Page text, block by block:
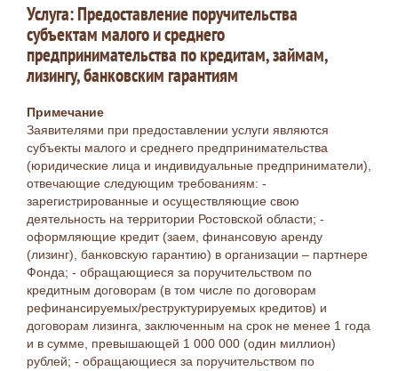
Услуга: Предоставление поручительства
субъектам малого и среднего
предпринимательства по кредитам, займам,
лизингу, банковским гарантиям
Примечание
Заявителями при предоставлении услуги являются
субъекты малого и среднего предпринимательства
(юридические лица и индивидуальные предприниматели),
отвечающие следующим требованиям: -
зарегистрированные и осуществляющие свою
деятельность на территории Ростовской области; -
оформляющие кредит (заем, финансовую аренду
(лизинг), банковскую гарантию) в организации – партнере
Фонда; - обращающиеся за поручительством по
кредитным договорам (в том числе по договорам
рефинансируемых/реструктурируемых кредитов) и
договорам лизинга, заключенным на срок не менее 1 года
и в сумме, превышающей 1 000 000 (один миллион)
рублей; - обращающиеся за поручительством по